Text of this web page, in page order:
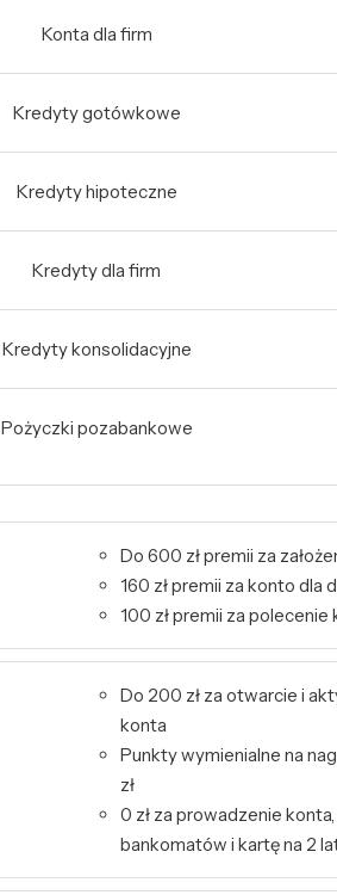
Konta dla firm
Kredyty gotówkowe
Kredyty hipoteczne
Kredyty dla firm
Kredyty konsolidacyjne
Pożyczki pozabankowe
Do 600 zł premii za
160 zł premii za konto dla
100 zł premii za polecenie
Do 200 zł za otwarcie i
konta
Punkty wymienialne na
zł
0 zł za prowadzenie
bankomatów i kartę na 2